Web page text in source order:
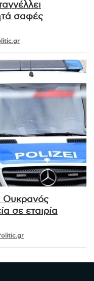
σαφές
Ουκρανός
σε εταιρία